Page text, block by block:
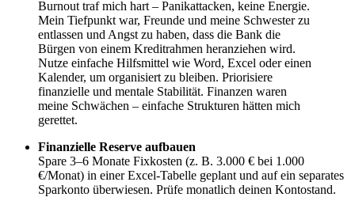
Burnout traf mich hart – Panikattacken, keine Energie.
Mein Tiefpunkt war, Freunde und meine Schwester zu
entlassen und Angst zu haben, dass die Bank die
Bürgen von einem Kreditrahmen heranziehen wird.
Nutze einfache Hilfsmittel wie Word, Excel oder einen
Kalender, um organisiert zu bleiben. Priorisiere
finanzielle und mentale Stabilität. Finanzen waren
meine Schwächen – einfache Strukturen hätten mich
gerettet.
Finanzielle Reserve aufbauen
Spare 3–6 Monate Fixkosten (z. B. 3.000 € bei 1.000
€/Monat) in einer Excel-Tabelle geplant und auf ein separates
Sparkonto überwiesen. Prüfe monatlich deinen Kontostand.